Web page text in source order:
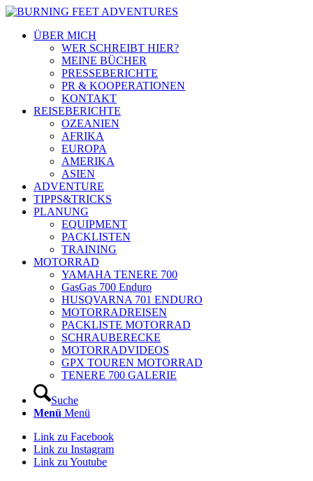
ÜBER MICH
WER SCHREIBT HIER?
MEINE BÜCHER
PRESSEBERICHTE
PR & KOOPERATIONEN
KONTAKT
REISEBERICHTE
OZEANIEN
AFRIKA
EUROPA
AMERIKA
ASIEN
ADVENTURE
TIPPS&TRICKS
PLANUNG
EQUIPMENT
PACKLISTEN
TRAINING
MOTORRAD
YAMAHA TENERE 700
GasGas 700 Enduro
HUSQVARNA 701 ENDURO
MOTORRADREISEN
PACKLISTE MOTORRAD
SCHRAUBERECKE
MOTORRADVIDEOS
GPX TOUREN MOTORRAD
TENERE 700 GALERIE
Suche
Menü Menü
Link zu Facebook
Link zu Instagram
Link zu Youtube